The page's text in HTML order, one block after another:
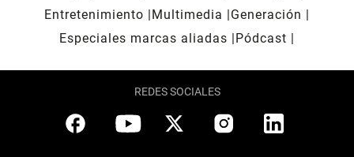
Entretenimiento
Multimedia
Generación
Especiales marcas aliadas
Pódcast
REDES SOCIALES